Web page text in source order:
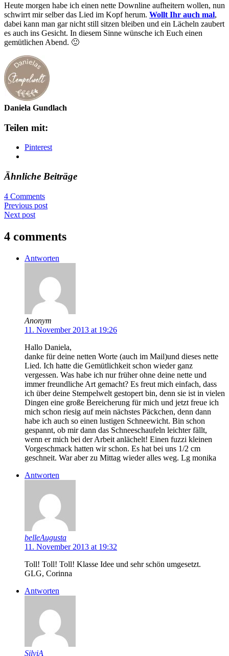
Heute morgen habe ich einen nette Downline aufheitern wollen, nun
schwirrt mir selber das Lied im Kopf herum. Wollt Ihr auch mal,
dabei kann man gar nicht still sitzen bleiben und ein Lächeln zaubert
es auch ins Gesicht. In diesem Sinne wünsche ich Euch einen
gemütlichen Abend. 🙂
Daniela Gundlach
Teilen mit:
Pinterest
Ähnliche Beiträge
4 Comments
Previous post
Next post
4 comments
Antworten
Anonym
11. November 2013 at 19:26
Hallo Daniela,
danke für deine netten Worte (auch im Mail)und dieses nette
Lied. Ich hatte die Gemütlichkeit schon wieder ganz
vergessen. Was habe ich nur früher ohne deine nette und
immer freundliche Art gemacht? Es freut mich einfach, dass
ich über deine Stempelwelt gestopert bin, denn sie ist in vielen
Dingen eine große Bereicherung für mich und jetzt freue ich
mich schon riesig auf mein nächstes Päckchen, denn dann
habe ich auch so einen lustigen Schneewicht. Bin schon
gespannt, ob mir dann das Schneeschaufeln leichter fällt,
wenn er mich bei der Arbeit anlächelt! Einen fuzzi kleinen
Vorgeschmack hatten wir schon. Es hat bei uns 1/2 cm
geschneit. War aber zu Mittag wieder alles weg. Lg monika
Antworten
belleAugusta
11. November 2013 at 19:32
Toll! Toll! Toll! Klasse Idee und sehr schön umgesetzt.
GLG, Corinna
Antworten
SilviA